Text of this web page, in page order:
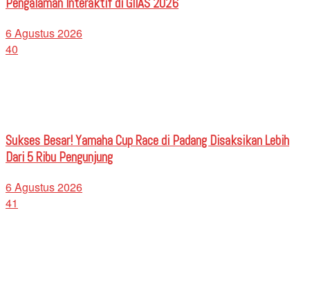
Pengalaman Interaktif di GIIAS 2026
6 Agustus 2026
40
Sukses Besar! Yamaha Cup Race di Padang Disaksikan Lebih
Dari 5 Ribu Pengunjung
6 Agustus 2026
41